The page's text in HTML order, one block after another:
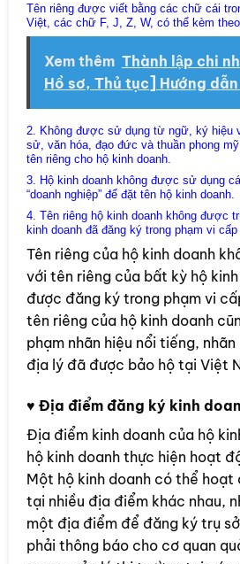
Tên riêng được viết bằng các chữ cái
Việt, các chữ F, J, Z, W, có thể kèm
Xem thêm Thành lập chi
Hồ sơ, Thủ tục] Hướng
2. Không được sử dụng từ ngữ, ký hiệu
sử, văn hóa, đạo đức và thuần phong
tên riêng cho hộ kinh doanh.
3. Hộ kinh doanh không được sử dụng
“doanh nghiệp” để đặt tên hộ kinh doanh.
4. Tên riêng hộ kinh doanh không được
kinh doanh đã đăng ký trong phạm vi cấp
Tên riêng của hộ kinh doanh
với tên riêng của bất kỳ hộ
được đăng ký trong phạm vi
tên riêng của hộ kinh doanh
phạm nhãn hiệu nổi tiếng,
địa lý đã được bảo hộ tại Việt
♥ Địa điểm đăng ký kinh
Địa điểm kinh doanh của hộ
hộ kinh doanh thực hiện hoạt
Một hộ kinh doanh có thể hoạt
tại nhiều địa điểm khác nhau,
một địa điểm để đăng ký trụ
phải thông báo cho cơ quan